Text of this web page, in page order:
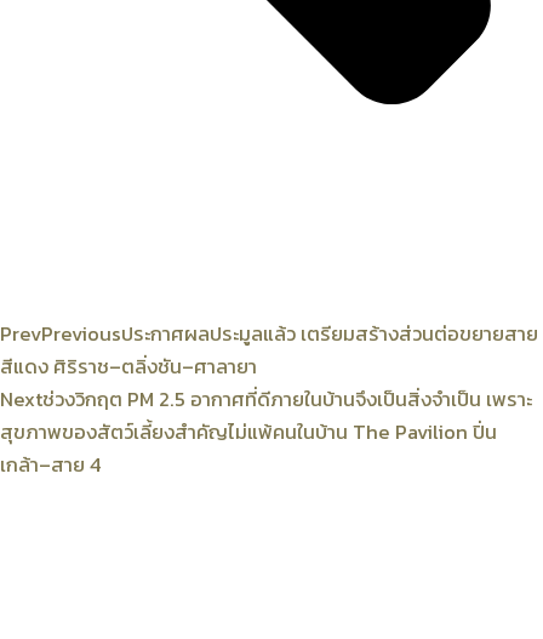
PrevPreviousประกาศผลประมูลแล้ว เตรียมสร้างส่วนต่อขยายสาย
สีแดง ศิริราช–ตลิ่งชัน–ศาลายา
Nextช่วงวิกฤต PM 2.5 อากาศที่ดีภายในบ้านจึงเป็นสิ่งจำเป็น เพราะ
สุขภาพของสัตว์เลี้ยงสำคัญไม่แพ้คนในบ้าน The Pavilion ปิ่น
เกล้า–สาย 4